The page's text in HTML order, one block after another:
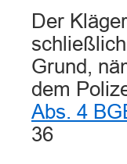
Der
Grund,
dem
Abs. 4
36